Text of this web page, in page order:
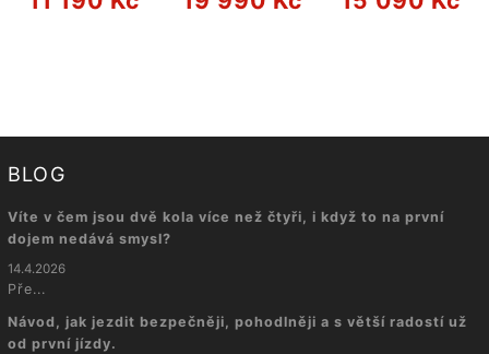
BLOG
Víte v čem jsou dvě kola více než čtyři, i když to na první
dojem nedává smysl?
14.4.2026
Pře...
Návod, jak jezdit bezpečněji, pohodlněji a s větší radostí už
od první jízdy.